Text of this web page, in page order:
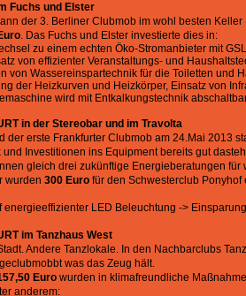
Fuchs und Elster
der 3. Berliner Clubmob im wohl besten
. Das Fuchs und Elster investierte dies in:
zu einem echten Öko-Stromanbieter mit
von effizienter Veranstaltungs- und
von Wassereinspartechnik für die Toiletten und
der Heizkurven und Heizkörper, Einsatz von
wird mit Entkalkungstechnik
in der Stereobar und im Travolta
der erste Frankfurter Clubmob am 24.Mai 2013
Investitionen ins Equipment bereits gut
gleich drei zukünftige Energieberatungen für
wurden 300 Euro für den Schwesterclub
energieeffizienter LED Beleuchtung ->
im Tanzhaus West
Andere Tanzlokale. In den Nachbarclubs
was das Zeug hält.
Euro wurden in klimafreundliche
anderem: